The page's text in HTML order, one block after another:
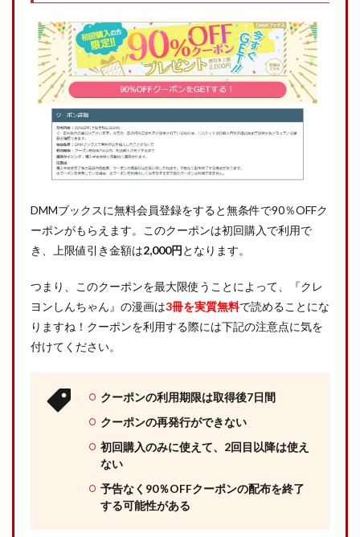
DMMブックスに無料会員登録をすると無条件で90％OFFク
ーポンがもらえます。このクーポンは初回購入で利用で
き、上限値引き金額は2,000円となります。
つまり、このクーポンを最大限使うことによって、『クレ
ヨンしんちゃん』の漫画は3冊を実質無料で読めることにな
りますね！クーポンを利用する際には下記の注意点に気を
付けてください。
クーポンの利用期限は取得後7日間
クーポンの再発行ができない
初回購入のみに使えて、2回目以降は使え
ない
予告なく90％OFFクーポンの配布を終了
する可能性がある